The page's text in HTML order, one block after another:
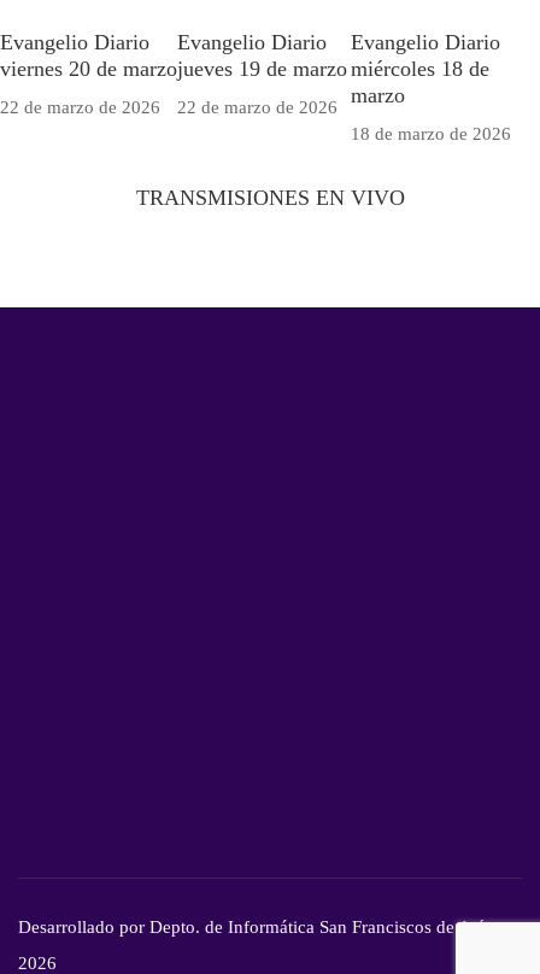
Evangelio Diario
viernes 20 de marzo
22 de marzo de 2026
Evangelio Diario
jueves 19 de marzo
22 de marzo de 2026
Evangelio Diario
miércoles 18 de
marzo
18 de marzo de 2026
TRANSMISIONES EN VIVO
Desarrollado por Depto. de Informática San Franciscos de Asís -
2026